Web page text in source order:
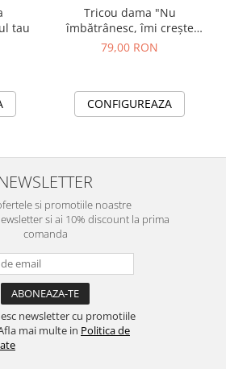
tau
Tricou dama "Nu
îmbătrânesc, îmi crește
valoarea"
79,00 RON
CONFIGUREAZA
NEWSLETTER
si promotiile noastre
si ai 10% discount la prima
comanda
newsletter cu promotiile
mai multe in Politica de